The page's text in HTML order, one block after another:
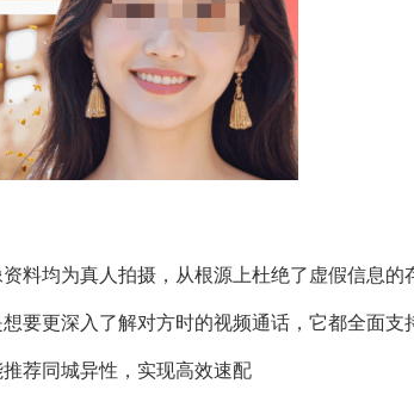
料均为真人拍摄，从根源上杜绝了虚假信息的
要更深入了解对方时的视频通话，它都全面支
荐同城异性，实现高效速配